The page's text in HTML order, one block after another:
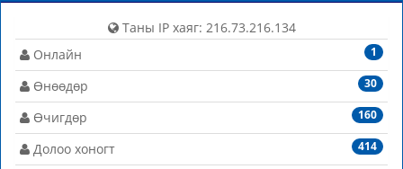
Таны IP хаяг: 216.73.216.134
1
Онлайн
30
Өнөөдөр
160
Өчигдөр
414
Долоо хоногт